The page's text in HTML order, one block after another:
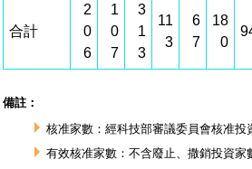
人文景觀地圖
生態資產
「沙崙生態科學園區生態保育
營建管理
電子公文交換